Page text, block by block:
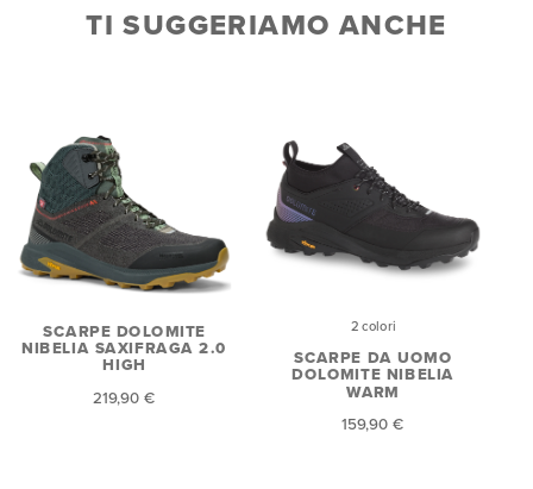
TI SUGGERIAMO ANCHE
SCARPE DOLOMITE
NIBELIA SAXIFRAGA 2.0
HIGH
219,90 €
2 colori
SCARPE DA UOMO
DOLOMITE NIBELIA
WARM
159,90 €